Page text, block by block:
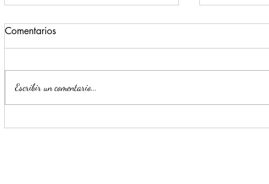
Llama Mijes activar 'Modo Si'
Impulsa
Comentarios
Escribir un comentario...